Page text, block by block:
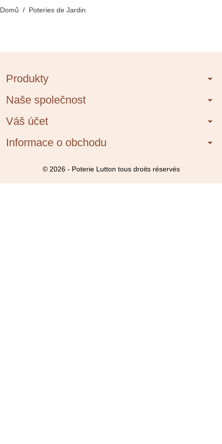
Domů Poteries de Jardin
Produkty arrow_drop_down
Naše společnost arrow_drop_down
Váš účet arrow_drop_down
Informace o obchodu arrow_drop_down
© 2026 - Poterie Lutton tous droits réservés